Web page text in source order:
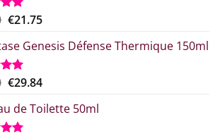
Original
was:
€29.00.
€21.75Η
τιμή
€21.75.
Genesis Défense Thermique 150ml
Original
was:
€37.30.
€29.84Η
τιμή
de Toilette 50ml